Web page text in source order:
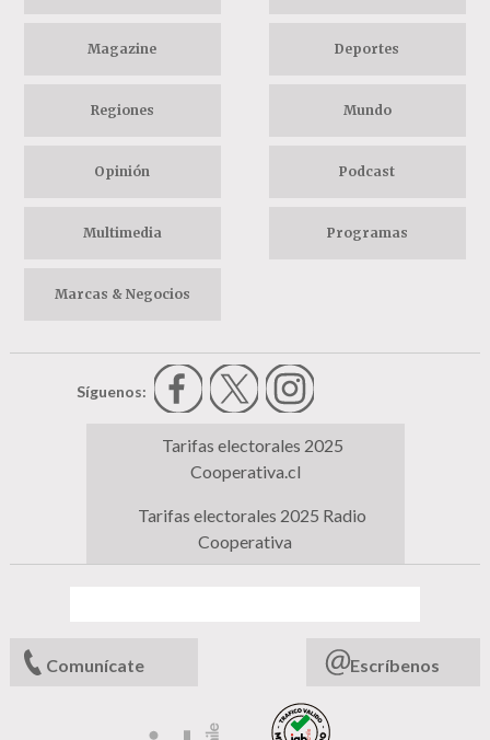
Magazine Deportes
Regiones Mundo
Opinión Podcast
Multimedia Programas
Marcas & Negocios
Síguenos:
Tarifas electorales 2025
Cooperativa.cl
Tarifas electorales 2025 Radio
Cooperativa
Comunícate Escríbenos